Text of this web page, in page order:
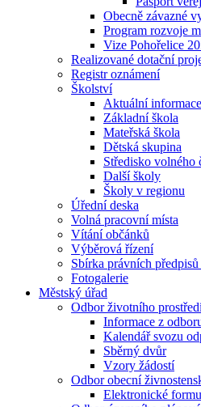
Obecně závazné
Program rozvoje
Vize Pohořelice
Realizované dotační
Registr oznámení
Školství
Aktuální informace
Základní škola
Mateřská škola
Dětská skupina
Středisko volného
Další školy
Školy v regionu
Úřední deska
Volná pracovní místa
Vítání občánků
Výběrová řízení
Sbírka právních
Fotogalerie
Městský úřad
Odbor životního
Informace z
Kalendář svozu
Sběrný dvůr
Vzory žádostí
Odbor obecní
Elektronické